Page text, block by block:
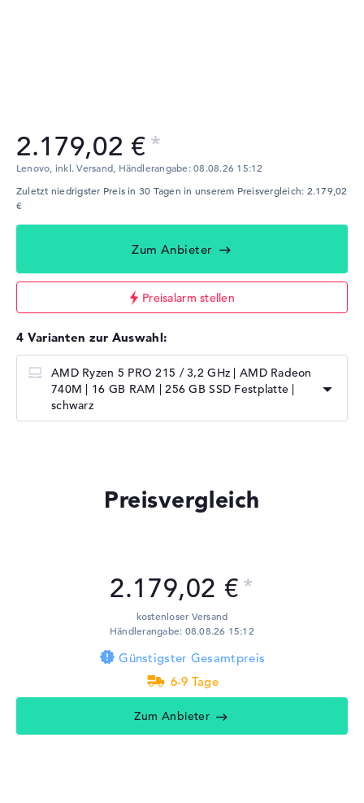
2.179,02 €
Lenovo, inkl. Versand, Händlerangabe:08.08.26 15:12
Zuletzt niedrigster Preis in 30 Tagen in unserem Preisvergleich: 2.179,02
€
Zum Anbieter
Preisalarm stellen
4 Varianten zur Auswahl:
AMD Ryzen 5 PRO 215 / 3,2 GHz | AMD Radeon
740M | 16 GB RAM | 256 GB SSD Festplatte |
schwarz
Preisvergleich
2.179,02 €
kostenloser Versand
Händlerangabe: 08.08.26 15:12
Günstigster Gesamtpreis
6-9 Tage
Zum Anbieter